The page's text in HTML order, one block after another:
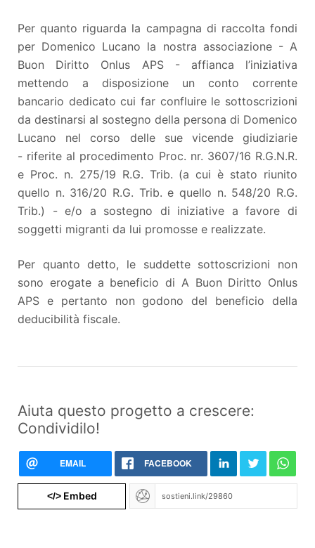
Per quanto riguarda la campagna di raccolta fondi
per Domenico Lucano la nostra associazione - A
Buon Diritto Onlus APS - affianca l’iniziativa
mettendo a disposizione un conto corrente
bancario dedicato cui far confluire le sottoscrizioni
da destinarsi al sostegno della persona di Domenico
Lucano nel corso delle sue vicende giudiziarie
- riferite al procedimento Proc. nr. 3607/16 R.G.N.R.
e Proc. n. 275/19 R.G. Trib. (a cui è stato riunito
quello n. 316/20 R.G. Trib. e quello n. 548/20 R.G.
Trib.) - e/o a sostegno di iniziative a favore di
soggetti migranti da lui promosse e realizzate.
Per quanto detto, le suddette sottoscrizioni non
sono erogate a beneficio di A Buon Diritto Onlus
APS e pertanto non godono del beneficio della
deducibilità fiscale.
Aiuta questo progetto a crescere:
Condividilo!
EMAIL FACEBOOK
</>Embed